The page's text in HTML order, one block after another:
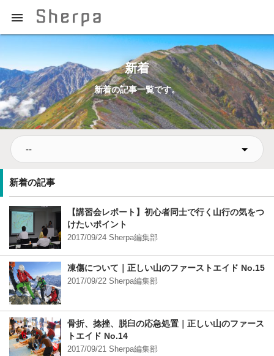

プロの登山ガイドによる登山学習QAサイト【Sherpajp（シェ
ルパジェイピー）】
新着
新着の記事一覧です。
新着の記事
【講習会レポート】初心者同士で行く山行の気をつ
けたいポイント
2017/09/24 Sherpa編集部
凍傷について｜正しい山のファーストエイド No.15
2017/09/22 Sherpa編集部
骨折、捻挫、脱臼の応急処置｜正しい山のファース
トエイド No.14
2017/09/21 Sherpa編集部